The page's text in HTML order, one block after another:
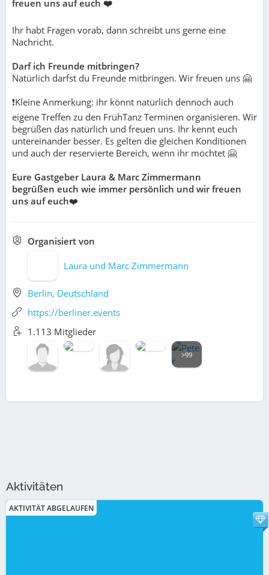
freuen uns auf euch ❤️
Ihr habt Fragen vorab, dann schreibt uns gerne eine
Nachricht.
Darf ich Freunde mitbringen?
Natürlich darfst du Freunde mitbringen. Wir freuen uns 🤗
❗️Kleine Anmerkung: ihr könnt natürlich dennoch auch
eigene Treffen zu den FrühTanz Terminen organisieren. Wir
begrüßen das natürlich und freuen uns. Ihr kennt euch
untereinander besser. Es gelten die gleichen Konditionen
und auch der reservierte Bereich, wenn ihr möchtet 🤗
Eure Gastgeber Laura & Marc Zimmermann
begrüßen euch wie immer persönlich und wir freuen
uns auf euch❤️
Organisiert von
Laura und Marc Zimmermann
Berlin, Deutschland
https://berliner.events
1.113 Mitglieder
>99
Aktivitäten
AKTIVITÄT ABGELAUFEN